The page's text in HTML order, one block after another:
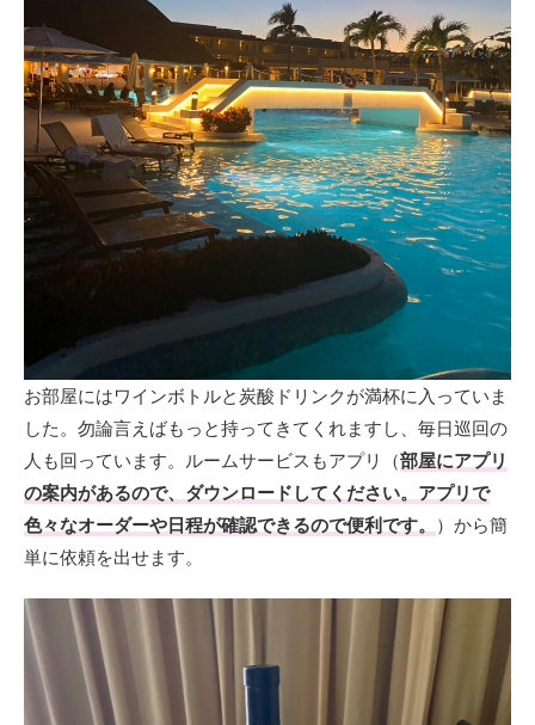
お部屋にはワインボトルと炭酸ドリンクが満杯に入っていま
した。勿論言えばもっと持ってきてくれますし、毎日巡回の
人も回っています。ルームサービスもアプリ（部屋にアプリ
の案内があるので、ダウンロードしてください。アプリで
色々なオーダーや日程が確認できるので便利です。
）から簡
単に依頼を出せます。